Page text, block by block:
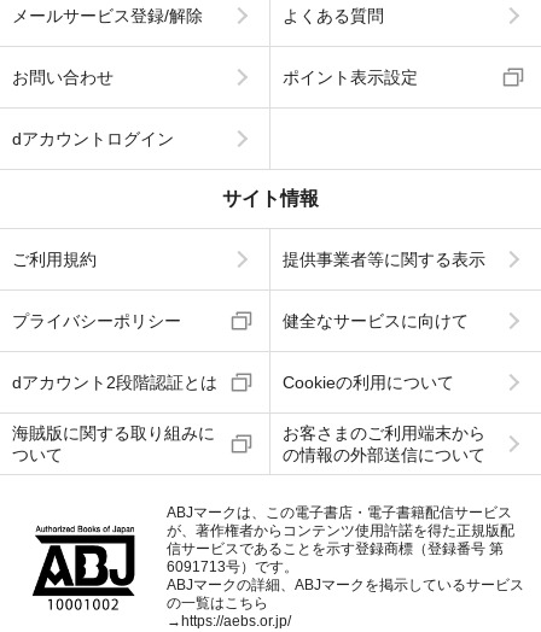
メールサービス登録/解除 よくある質問
お問い合わせ ポイント表示設定
dアカウントログイン
サイト情報
ご利用規約 提供事業者等に関する表示
プライバシーポリシー 健全なサービスに向けて
dアカウント2段階認証とは Cookieの利用について
海賊版に関する取り組みに
ついて
お客さまのご利用端末から
の情報の外部送信について
ABJマークは、この電子書店・電子書籍配信サービス
が、著作権者からコンテンツ使用許諾を得た正規版配
信サービスであることを示す登録商標（登録番号 第
6091713号）です。
ABJマークの詳細、ABJマークを掲示しているサービス
の一覧はこちら
→ https://aebs.or.jp/